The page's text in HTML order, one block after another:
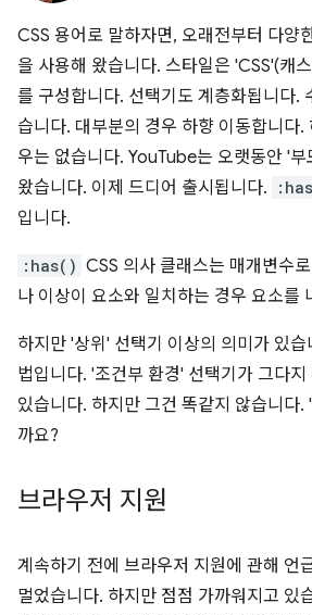
CSS 용어로 말하자면, 오래전부터 다양
을 사용해 왔습니다. 스타일은 'CSS'(캐
를 구성합니다. 선택기도 계층화됩니다.
습니다. 대부분의 경우 하향 이동합니다.
우는 없습니다. YouTube는 오랫동안 '부
왔습니다. 이제 드디어 출시됩니다.
입니다.
:has() CSS 의사 클래스는 매개변수
나 이상이 요소와 일치하는 경우 요소를
하지만 '상위' 선택기 이상의 의미가 있
법입니다. '조건부 환경' 선택기가 그다
있습니다. 하지만 그건 똑같지 않습니다.
까요?
브라우저 지원
계속하기 전에 브라우저 지원에 관해 언
멀었습니다. 하지만 점점 가까워지고 있